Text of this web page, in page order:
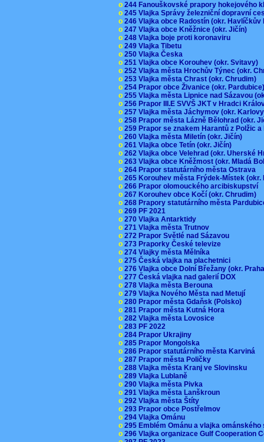
o 244 Fanouškovské prapory hokejového
o 245 Vlajka Správy železniční dopravní
o 246 Vlajka obce Radostín (okr.
o 247 Vlajka obce Kněžnice (okr. Jičín)
o 248 Vlajka boje proti koronaviru
o 249 Vlajka Tibetu
o 250 Vlajka Česka
o 251 Vlajka obce Korouhev (okr. Svitavy)
o 252 Vlajka města Hrochův Týnec (okr.
o 253 Vlajka města Chrast (okr. Chrudim)
o 254 Prapor obce Živanice (okr.
o 255 Vlajka města Lipnice nad Sázavou
o 256 Prapor III.E SVVŠ JKT v Hradci
o 257 Vlajka města Jáchymov (okr.
o 258 Prapor města Lázně Bělohrad (okr.
o 259 Prapor se znakem Harantů z Polžic
o 260 Vlajka města Miletín (okr. Jičín)
o 261 Vlajka obce Tetín (okr. Jičín)
o 262 Vlajka obce Velehrad (okr. Uherské
o 263 Vlajka obce Kněžmost (okr. Mladá
o 264 Prapor statutárního města Ostrava
o 265 Korouhev města Frýdek-Místek
o 266 Prapor olomouckého arcibiskupství
o 267 Korouhev obce Kočí (okr. Chrudim)
o 268 Prapory statutárního města
o 269 PF 2021
o 270 Vlajka Antarktidy
o 271 Vlajka města Trutnov
o 272 Prapor Světlé nad Sázavou
o 273 Praporky České televize
o 274 Vlajky města Mělníka
o 275 Česká vlajka na plachetnici
o 276 Vlajka obce Dolní Břežany (okr.
o 277 Česká vlajka nad galerií DOX
o 278 Vlajka města Berouna
o 279 Vlajka Nového Města nad Metují
o 280 Prapor města Gdaňsk (Polsko)
o 281 Prapor města Kutná Hora
o 282 Vlajka města Lovosice
o 283 PF 2022
o 284 Prapor Ukrajiny
o 285 Prapor Mongolska
o 286 Prapor statutárního města Karviná
o 287 Prapor města Poličky
o 288 Vlajka města Kranj ve Slovinsku
o 289 Vlajka Lublaně
o 290 Vlajka města Pivka
o 291 Vlajka města Lanškroun
o 292 Vlajka města Štíty
o 293 Prapor obce Postřelmov
o 294 Vlajka Ománu
o 295 Emblém Ománu a vlajka
o 296 Vlajka organizace Gulf Cooperation